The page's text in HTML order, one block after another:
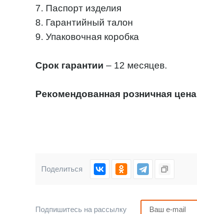
7. Паспорт изделия
8. Гарантийный талон
9. Упаковочная коробка
Срок гарантии – 12 месяцев.
Рекомендованная розничная цена
Поделиться
Подпишитесь на рассылку